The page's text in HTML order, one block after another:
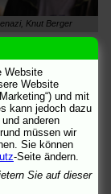
Knut Berger
akzeptiert
ehemaligen
er auf dessen
Israel besucht.
gekehrt und lebt
den
des Toten
beginnt sich
Website
Website
und mit
kann jedoch dazu
anderen
müssen wir
Sie können
-Seite ändern.
Sie auf dieser